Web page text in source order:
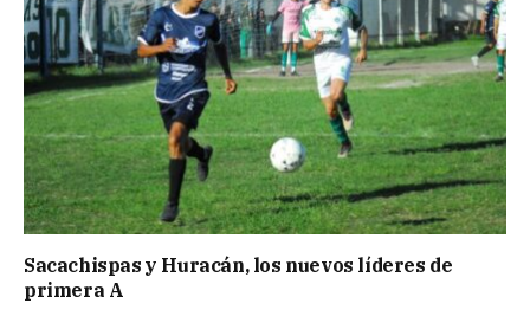
Sacachispas y Huracán, los nuevos líderes de
primera A